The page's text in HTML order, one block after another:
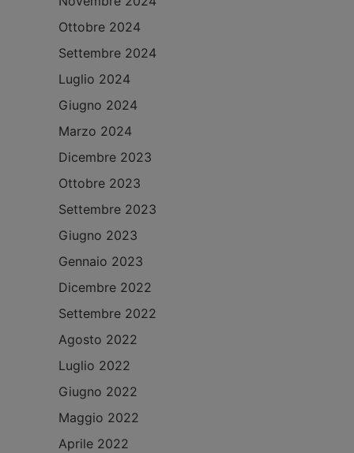
Ottobre 2024
Settembre 2024
Luglio 2024
Giugno 2024
Marzo 2024
Dicembre 2023
Ottobre 2023
Settembre 2023
Giugno 2023
Gennaio 2023
Dicembre 2022
Settembre 2022
Agosto 2022
Luglio 2022
Giugno 2022
Maggio 2022
Aprile 2022